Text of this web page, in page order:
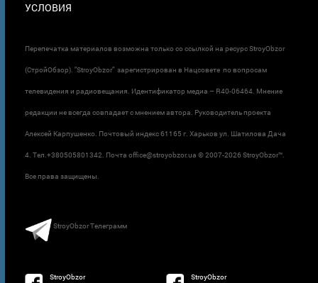
УСЛОВИЯ
Перепечатка материалов возможна только со ссылкой на ресурс StroyObzor
(СтройОбзор). "StroyObzor" зарегистрирован в Нацсовете по вопросам
телевидения и радиовещания. Идентификатор медиа – R40-06464. Мнение
редакции не всегда совпадает с мнением автора. Руководитель проекта
Алексей Карпушенко. Почтовый индекс 61165 г. Харьков ул. Шатилова Дача
4. Тел.+380505801342. Почта office@stroyobzor.ua © 2007-2026 StroyObzor™.
Все права защищены.
StroyObzor Телеграмм
StroyObzor StroyObzor